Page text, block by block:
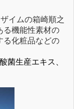
イムの箱崎順之
る機能性素材の
る化粧品などの
菌生産エキス、